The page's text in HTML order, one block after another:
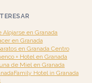
Alojarse en Granada
en Granada
en Granada Centro
+ Hotel en Granada
de Miel en Granada
Family Hotel in Granada